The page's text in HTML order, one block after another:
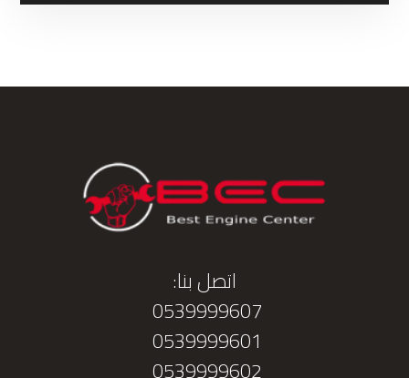
اتصل بنا:
0539999607
0539999601